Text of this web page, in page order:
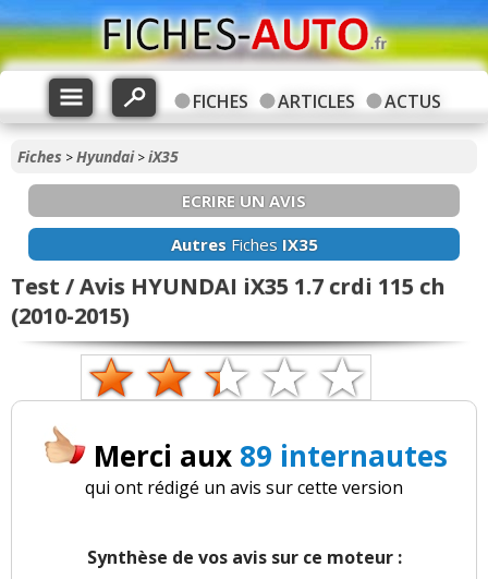
FICHES ARTICLES ACTUS
Fiches >Hyundai>iX35
ECRIRE UN AVIS
AutresFiches IX35
Test / Avis HYUNDAI iX35 1.7 crdi 115 ch
(2010-2015)
Merci aux 89 internautes
qui ont rédigé un avis sur cette version
Synthèse de vos avis sur ce moteur :